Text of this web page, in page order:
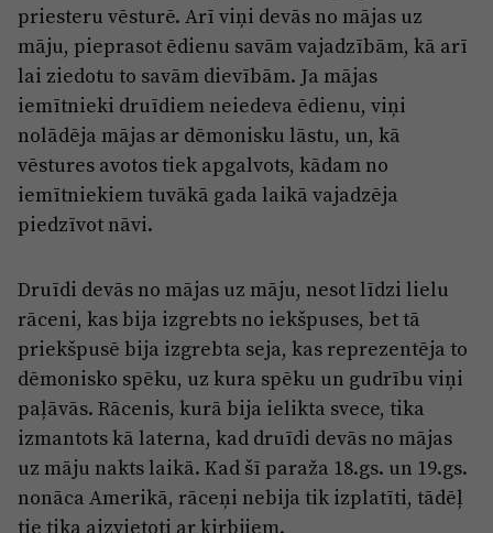
priesteru vēsturē. Arī viņi devās no mājas uz
māju, pieprasot ēdienu savām vajadzībām, kā arī
lai ziedotu to savām dievībām. Ja mājas
iemītnieki druīdiem neiedeva ēdienu, viņi
nolādēja mājas ar dēmonisku lāstu, un, kā
vēstures avotos tiek apgalvots, kādam no
iemītniekiem tuvākā gada laikā vajadzēja
piedzīvot nāvi.
Druīdi devās no mājas uz māju, nesot līdzi lielu
rāceni, kas bija izgrebts no iekšpuses, bet tā
priekšpusē bija izgrebta seja, kas reprezentēja to
dēmonisko spēku, uz kura spēku un gudrību viņi
paļāvās. Rācenis, kurā bija ielikta svece, tika
izmantots kā laterna, kad druīdi devās no mājas
uz māju nakts laikā. Kad šī paraža 18.gs. un 19.gs.
nonāca Amerikā, rāceņi nebija tik izplatīti, tādēļ
tie tika aizvietoti ar ķirbjiem.